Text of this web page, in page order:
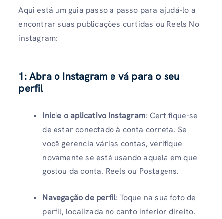
Aqui está um guia passo a passo para ajudá-lo a
encontrar suas publicações curtidas ou Reels No
instagram:
1: Abra o Instagram e vá para o seu
perfil
Inicie o aplicativo Instagram: Certifique-se
de estar conectado à conta correta. Se
você gerencia várias contas, verifique
novamente se está usando aquela em que
gostou da conta. Reels ou Postagens.
Navegação de perfil: Toque na sua foto de
perfil, localizada no canto inferior direito.